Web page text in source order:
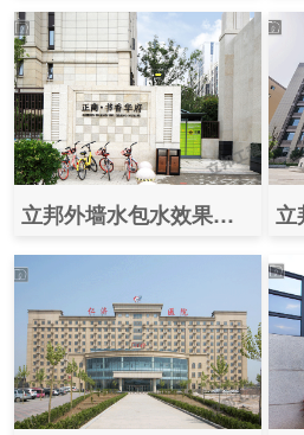
立邦外墙水包水效果图案例之（郑州正商书香华府）